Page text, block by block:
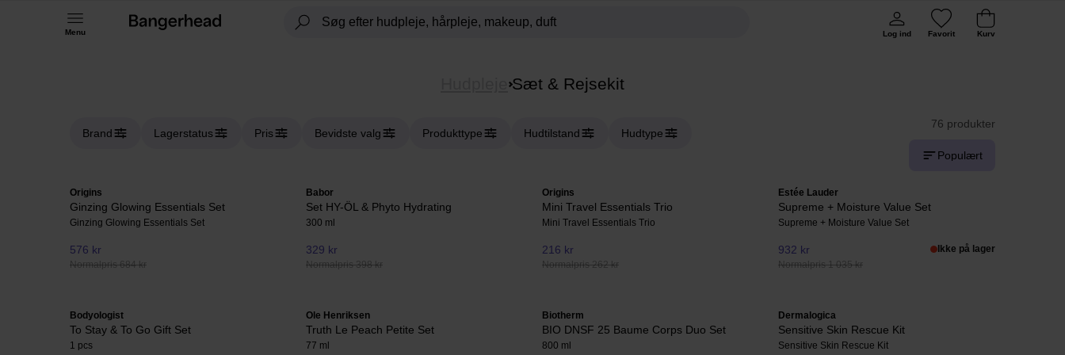
Menu Log ind Favorit Kurv
Sæt & Rejsekit
Brand Lagerstatus Pris Bevidste valg Produkttype Hudtilstand Hudtype
76 produkter
Populært
Origins
Ginzing Glowing Essentials Set
Ginzing Glowing Essentials Set
576 kr
Normalpris 684 kr
Babor
Set HY-ÖL & Phyto Hydrating
300 ml
329 kr
Normalpris 398 kr
Origins
Mini Travel Essentials Trio
Mini Travel Essentials Trio
216 kr
Normalpris 262 kr
Estée Lauder
Supreme + Moisture Value Set
Supreme + Moisture Value Set
932 kr
Normalpris 1 035 kr
Ikke på lager
Bodyologist
To Stay & To Go Gift Set
1 pcs
Ole Henriksen
Truth Le Peach Petite Set
77 ml
Biotherm
BIO DNSF 25 Baume Corps Duo Set
800 ml
Dermalogica
Sensitive Skin Rescue Kit
Sensitive Skin Rescue Kit